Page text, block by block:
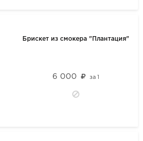
Брискет из смокера "Плантация"
6 000 за1